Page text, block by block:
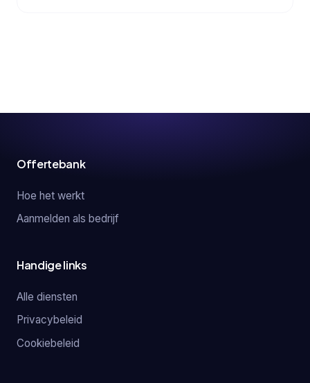
Offertebank
Hoe het werkt
Aanmelden als bedrijf
Handige links
Alle diensten
Privacybeleid
Cookiebeleid